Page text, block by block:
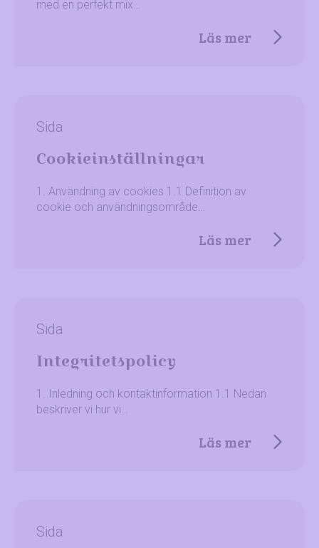
med en perfekt mix…
Läs mer
Sida
Cookieinställningar
1. Användning av cookies 1.1 Definition av
cookie och användningsområde…
Läs mer
Sida
Integritetspolicy
1. Inledning och kontaktinformation 1.1 Nedan
beskriver vi hur vi…
Läs mer
Sida